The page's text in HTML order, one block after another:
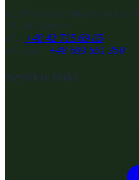
ul. Arkadiusza Musierowicza 4
95-100 Zgierz
tel.: +48 42 715 69 85
tel. kom.: +48 693 651 350
Szybkie linki